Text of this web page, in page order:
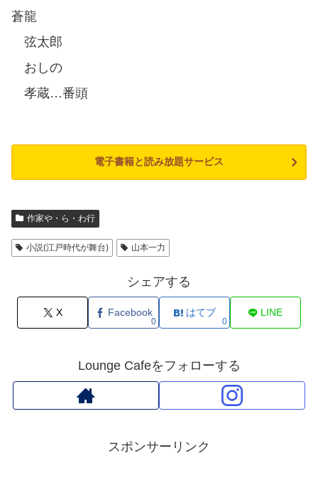
蒼龍
弦太郎
おしの
孝蔵…番頭
電子書籍と読み放題サービス
作家や・ら・わ行
小説(江戸時代が舞台) 山本一力
シェアする
X Facebook
0
はてブ
0
LINE
Lounge Cafeをフォローする
スポンサーリンク